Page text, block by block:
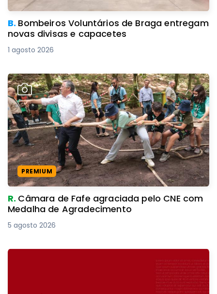
B. Bombeiros Voluntários de Braga entregam
novas divisas e capacetes
1 agosto 2026
PREMIUM
R. Câmara de Fafe agraciada pelo CNE com
Medalha de Agradecimento
5 agosto 2026